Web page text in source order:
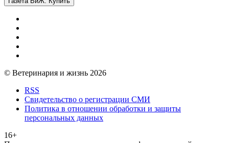
© Ветеринария и жизнь 2026
RSS
Свидетельство о регистрации СМИ
Политика в отношении обработки и защиты
персональных данных
16+